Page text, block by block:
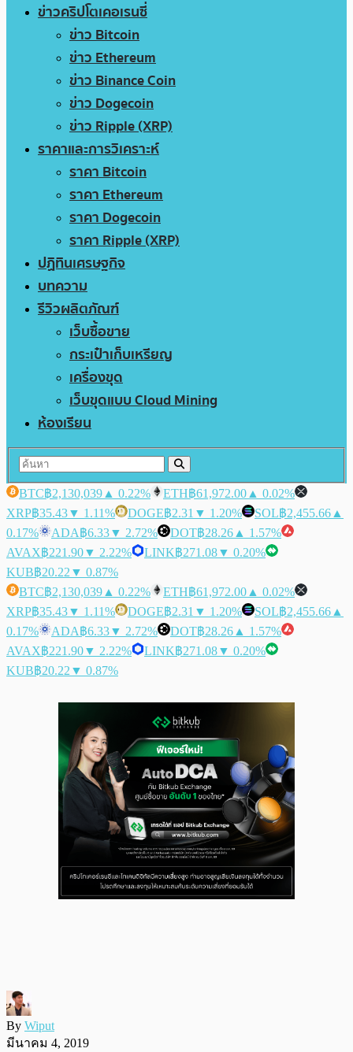
ข่าวคริปโตเคอเรนซี่
ข่าว Bitcoin
ข่าว Ethereum
ข่าว Binance Coin
ข่าว Dogecoin
ข่าว Ripple (XRP)
ราคาและการวิเคราะห์
ราคา Bitcoin
ราคา Ethereum
ราคา Dogecoin
ราคา Ripple (XRP)
ปฏิทินเศรษฐกิจ
บทความ
รีวิวผลิตภัณฑ์
เว็บซื้อขาย
กระเป๋าเก็บเหรียญ
เครื่องขุด
เว็บขุดแบบ Cloud Mining
ห้องเรียน
BTC฿2,130,039 ▲ 0.22% ETH฿61,972.00 ▲ 0.02%
XRP฿35.43▼ 1.11% DOGE฿2.31 ▼ 1.20% SOL฿2,455.66 ▲
0.17%
ADA฿6.33▼ 2.72% DOT฿28.26 ▲ 1.57%
AVAX฿221.90▼ 2.22% LINK฿271.08▼ 0.20%
KUB฿20.22 ▼ 0.87%
BTC฿2,130,039 ▲ 0.22% ETH฿61,972.00 ▲ 0.02%
XRP฿35.43▼ 1.11% DOGE฿2.31 ▼ 1.20% SOL฿2,455.66 ▲
0.17%
ADA฿6.33▼ 2.72% DOT฿28.26 ▲ 1.57%
AVAX฿221.90▼ 2.22% LINK฿271.08▼ 0.20%
KUB฿20.22 ▼ 0.87%
By Wiput
มีนาคม 4, 2019